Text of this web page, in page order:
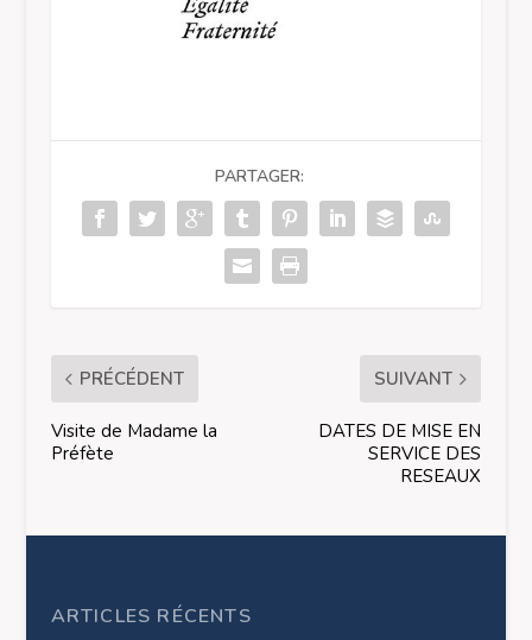
PARTAGER:
PRÉCÉDENT
Visite de Madame la
Préfète
SUIVANT
DATES DE MISE EN
SERVICE DES
RESEAUX
ARTICLES RÉCENTS